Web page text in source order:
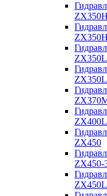
ZX350H
ZX450
ZX450-